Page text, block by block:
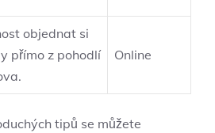
objednat si
přímo z pohodlí
Online
tipů se můžete